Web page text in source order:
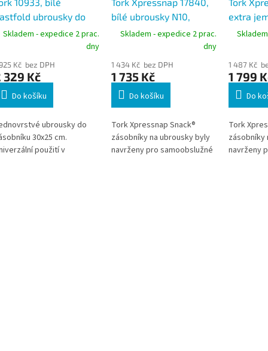
ubrousky do
zásobníku N2, karton
Skladem - expedice 2 prac.
dny
Kč bez DPH
329 Kč
Do košíku
ubrousky do
30x25 cm.
použití v
bílé ubrousky N10,
karton 8x1125 ks, sklad
Skladem - expedice 2 prac.
dny
1 434 Kč bez DPH
1 735 Kč
Do košíku
Tork Xpressnap Snack®
zásobníky na ubrousky byly
navrženy pro samoobslužné
extra
8x500
1 487 Kč
1 799
Do
Tork
zásobníky
navrženy